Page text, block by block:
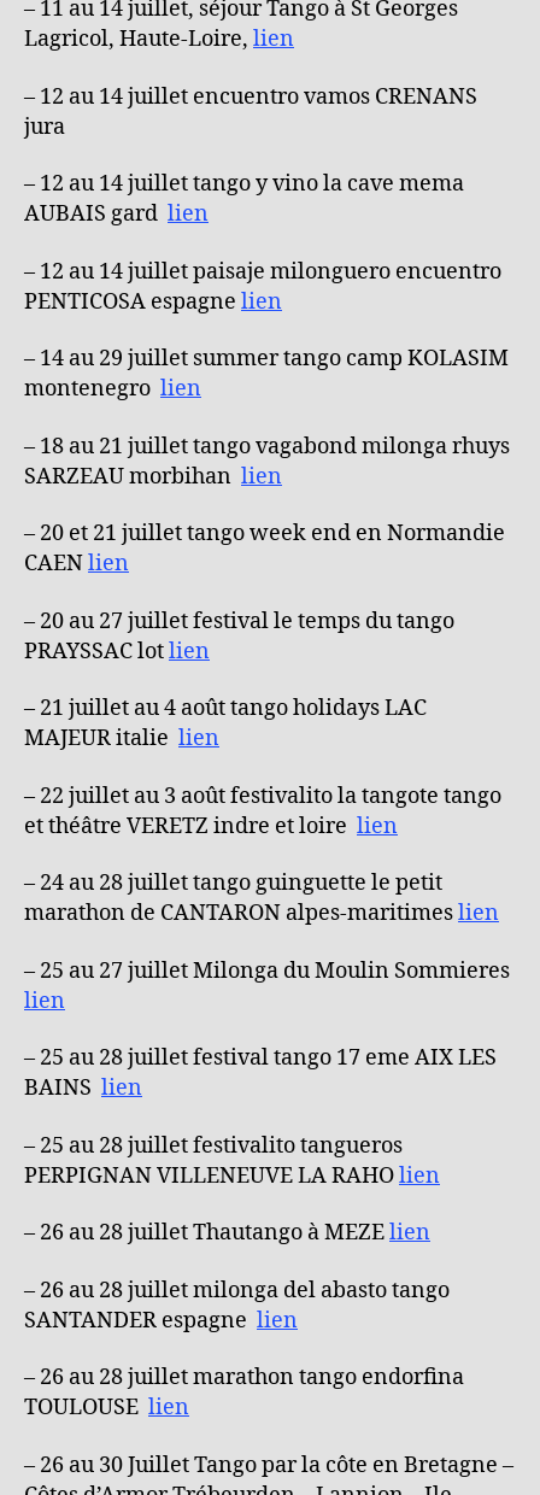
– 11 au 14 juillet, séjour Tango à St Georges
Lagricol, Haute-Loire, lien
– 12 au 14 juillet encuentro vamos CRENANS
jura
– 12 au 14 juillet tango y vino la cave mema
AUBAIS gard lien
– 12 au 14 juillet paisaje milonguero encuentro
PENTICOSA espagne lien
– 14 au 29 juillet summer tango camp KOLASIM
montenegro lien
– 18 au 21 juillet tango vagabond milonga rhuys
SARZEAU morbihan lien
– 20 et 21 juillet tango week end en Normandie
CAENlien
– 20 au 27 juillet festival le temps du tango
PRAYSSAC lotlien
– 21 juillet au 4 août tango holidays LAC
MAJEUR italie lien
– 22 juillet au 3 août festivalito la tangote tango
et théâtre VERETZ indre et loire lien
– 24 au 28 juillet tango guinguette le petit
marathon de CANTARON alpes-maritimeslien
– 25 au 27 juillet Milonga du Moulin Sommieres
lien
– 25 au 28 juillet festival tango 17 eme AIX LES
BAINS lien
– 25 au 28 juillet festivalito tangueros
PERPIGNAN VILLENEUVE LA RAHOlien
– 26 au 28 juillet Thautango à MEZElien
– 26 au 28 juillet milonga del abasto tango
SANTANDER espagne lien
– 26 au 28 juillet marathon tango endorfina
TOULOUSE lien
– 26 au 30 Juillet Tango par la côte en Bretagne –